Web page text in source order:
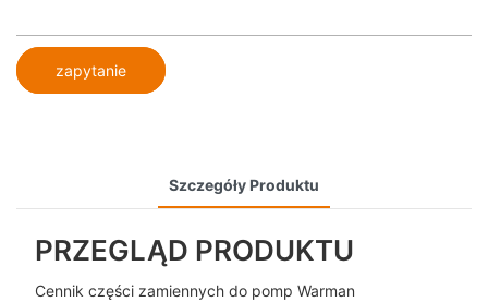
zapytanie
Szczegóły Produktu
PRZEGLĄD PRODUKTU
Cennik części zamiennych do pomp Warman